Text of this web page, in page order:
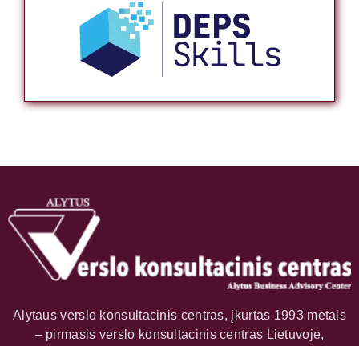
Alytaus verslo konsultacinis centras, įkurtas 1993 metais
– pirmasis verslo konsultacinis centras Lietuvoje,